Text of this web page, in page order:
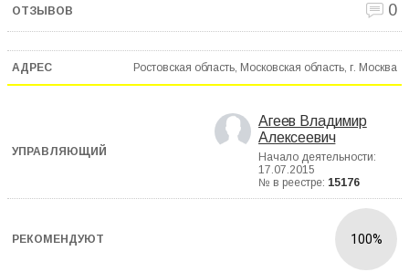
0
Ростовская область, Московская область, г. Москва
Агеев Владимир
Алексеевич
Начало деятельности:
17.07.2015
№ в реестре: 15176
100%